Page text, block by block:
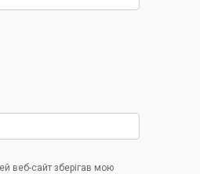
веб-сайт зберігав мою